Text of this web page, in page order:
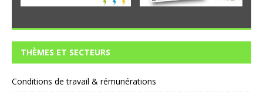
THÈMES ET SECTEURS
Conditions de travail & rémunérations